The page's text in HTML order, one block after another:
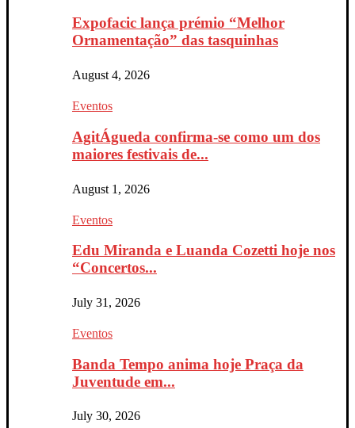
Expofacic lança prémio “Melhor
Ornamentação” das tasquinhas
August 4, 2026
Eventos
AgitÁgueda confirma-se como um dos
maiores festivais de...
August 1, 2026
Eventos
Edu Miranda e Luanda Cozetti hoje nos
“Concertos...
July 31, 2026
Eventos
Banda Tempo anima hoje Praça da
Juventude em...
July 30, 2026